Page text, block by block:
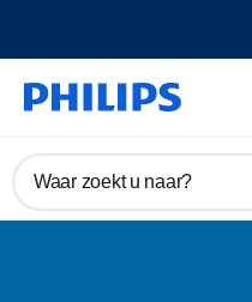
Gratis
Waar zoekt u naar?